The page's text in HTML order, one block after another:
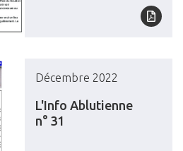
Décembre 2022
L'Info Ablutienne
n° 31